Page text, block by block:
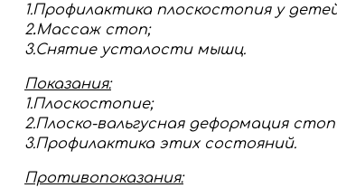
1.Профилактика плоскостопия у
2.Массаж стоп;
3.Снятие усталости мышц.
Показания:
1.Плоскостопие;
2.Плоско-вальгусная деформация
3.Профилактика этих состояний.
Противопоказания: